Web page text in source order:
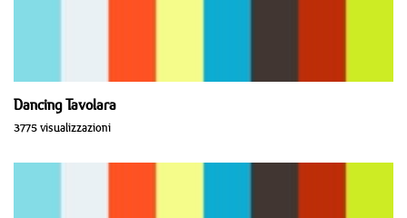
Dancing Tavolara
3775 visualizzazioni